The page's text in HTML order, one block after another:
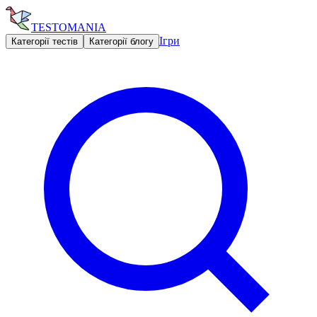
TESTOMANIA
Категорії тестів Категорії блогу Ігри